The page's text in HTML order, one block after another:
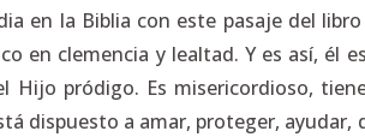
en la Biblia con este pasaje del
en clemencia y lealtad. Y es así, él
Hijo pródigo. Es misericordioso,
dispuesto a amar, proteger,